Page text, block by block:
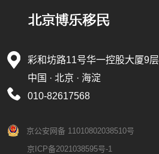
彩和坊路11号华一控股大厦9层
中国 · 北京 · 海淀
010-82617568
京公安网备 11010802038510号
京ICP备2021038595号-1